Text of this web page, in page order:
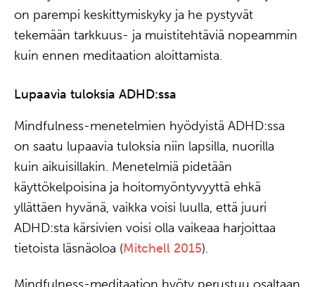
on parempi keskittymiskyky ja he pystyvät
tekemään tarkkuus- ja muistitehtäviä nopeammin
kuin ennen meditaation aloittamista.
Lupaavia tuloksia ADHD:ssa
Mindfulness-menetelmien hyödyistä ADHD:ssa
on saatu lupaavia tuloksia niin lapsilla, nuorilla
kuin aikuisillakin. Menetelmiä pidetään
käyttökelpoisina ja hoitomyöntyvyyttä ehkä
yllättäen hyvänä, vaikka voisi luulla, että juuri
ADHD:sta kärsivien voisi olla vaikeaa harjoittaa
tietoista läsnäoloa (Mitchell 2015).
Mindfulness-meditaation hyöty perustuu osaltaan